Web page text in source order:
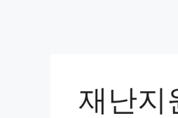
재난지